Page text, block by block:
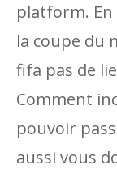
platform. En
la coupe du
fifa pas de
Comment
pouvoir
aussi vous